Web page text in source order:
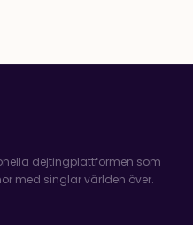
dejtingplattformen som
med singlar världen över.